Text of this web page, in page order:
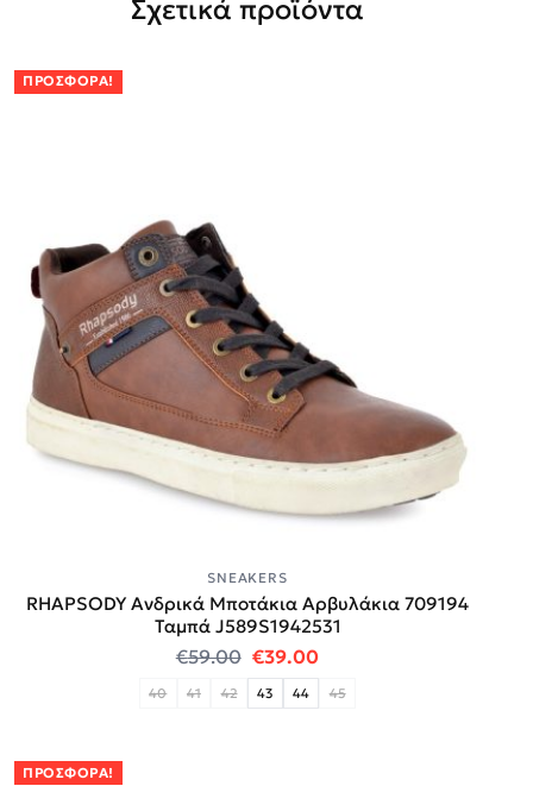
Σχετικά προϊόντα
ΠΡΟΣΦΟΡΆ!
SNEAKERS
RHAPSODY Ανδρικά Μποτάκια Αρβυλάκια 709194
Ταμπά J589S1942531
€59.00 Original price was: €59.00.
€39.00Η τρέχουσα τιμή
40 41 42 43 44 45
ΠΡΟΣΦΟΡΆ!